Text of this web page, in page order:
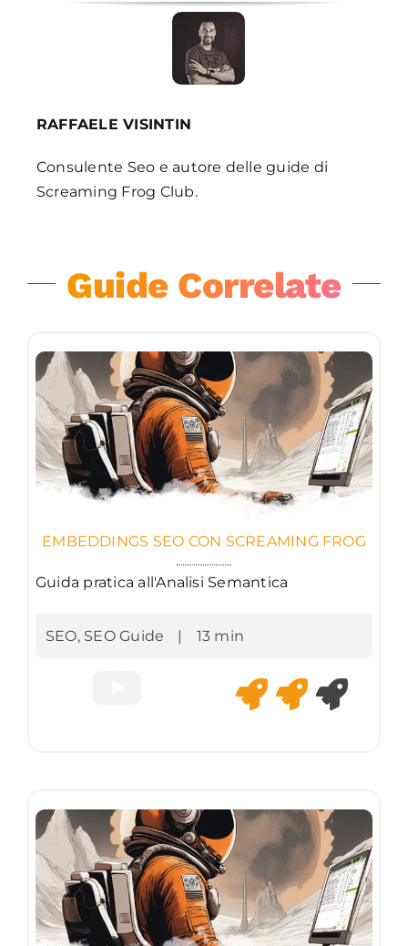
RAFFAELE VISINTIN
Consulente Seo e autore delle guide di
Screaming Frog Club.
Guide Correlate
EMBEDDINGS SEO CON SCREAMING FROG
Guida pratica all'Analisi Semantica
SEO, SEO Guide | 13 min